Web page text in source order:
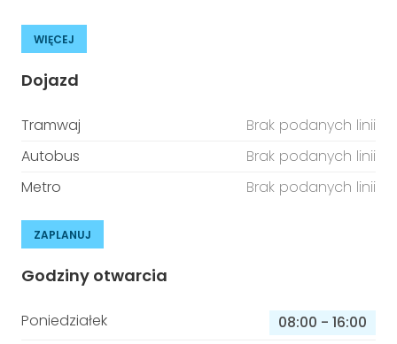
WIĘCEJ
Dojazd
Tramwaj
Brak podanych linii
Autobus
Brak podanych linii
Metro
Brak podanych linii
ZAPLANUJ
Godziny otwarcia
Poniedziałek 08:00 - 16:00